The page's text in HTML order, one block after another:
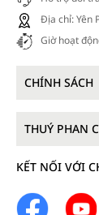
Địa chỉ: Yên
Giờ hoạt
CHÍNH SÁCH
THUÝ PHAN
KẾT NỐI VỚI